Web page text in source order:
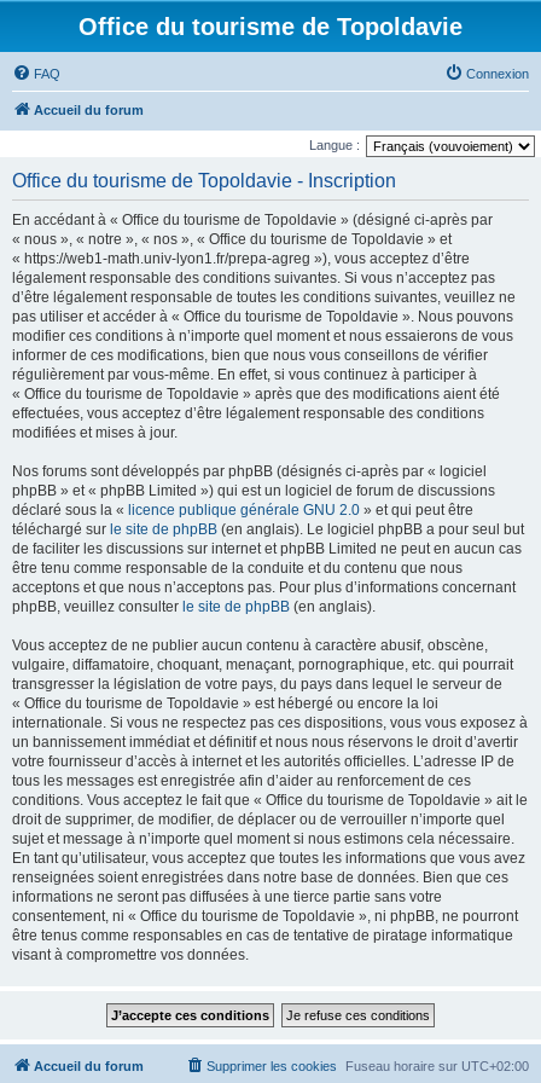
Office du tourisme de Topoldavie
FAQ Connexion
Accueil du forum
Langue :
Office du tourisme de Topoldavie - Inscription
En accédant à « Office du tourisme de Topoldavie » (désigné ci-après par
« nous », « notre », « nos », « Office du tourisme de Topoldavie » et
« https://web1-math.univ-lyon1.fr/prepa-agreg »), vous acceptez d’être
légalement responsable des conditions suivantes. Si vous n’acceptez pas
d’être légalement responsable de toutes les conditions suivantes, veuillez ne
pas utiliser et accéder à « Office du tourisme de Topoldavie ». Nous pouvons
modifier ces conditions à n’importe quel moment et nous essaierons de vous
informer de ces modifications, bien que nous vous conseillons de vérifier
régulièrement par vous-même. En effet, si vous continuez à participer à
« Office du tourisme de Topoldavie » après que des modifications aient été
effectuées, vous acceptez d’être légalement responsable des conditions
modifiées et mises à jour.
Nos forums sont développés par phpBB (désignés ci-après par « logiciel
phpBB » et « phpBB Limited ») qui est un logiciel de forum de discussions
déclaré sous la « licence publique générale GNU 2.0 » et qui peut être
téléchargé sur le site de phpBB (en anglais). Le logiciel phpBB a pour seul but
de faciliter les discussions sur internet et phpBB Limited ne peut en aucun cas
être tenu comme responsable de la conduite et du contenu que nous
acceptons et que nous n’acceptons pas. Pour plus d’informations concernant
phpBB, veuillez consulter le site de phpBB (en anglais).
Vous acceptez de ne publier aucun contenu à caractère abusif, obscène,
vulgaire, diffamatoire, choquant, menaçant, pornographique, etc. qui pourrait
transgresser la législation de votre pays, du pays dans lequel le serveur de
« Office du tourisme de Topoldavie » est hébergé ou encore la loi
internationale. Si vous ne respectez pas ces dispositions, vous vous exposez à
un bannissement immédiat et définitif et nous nous réservons le droit d’avertir
votre fournisseur d’accès à internet et les autorités officielles. L’adresse IP de
tous les messages est enregistrée afin d’aider au renforcement de ces
conditions. Vous acceptez le fait que « Office du tourisme de Topoldavie » ait le
droit de supprimer, de modifier, de déplacer ou de verrouiller n’importe quel
sujet et message à n’importe quel moment si nous estimons cela nécessaire.
En tant qu’utilisateur, vous acceptez que toutes les informations que vous avez
renseignées soient enregistrées dans notre base de données. Bien que ces
informations ne seront pas diffusées à une tierce partie sans votre
consentement, ni « Office du tourisme de Topoldavie », ni phpBB, ne pourront
être tenus comme responsables en cas de tentative de piratage informatique
visant à compromettre vos données.
Accueil du forum Fuseau horaire sur UTC+02:00
Supprimer les cookies